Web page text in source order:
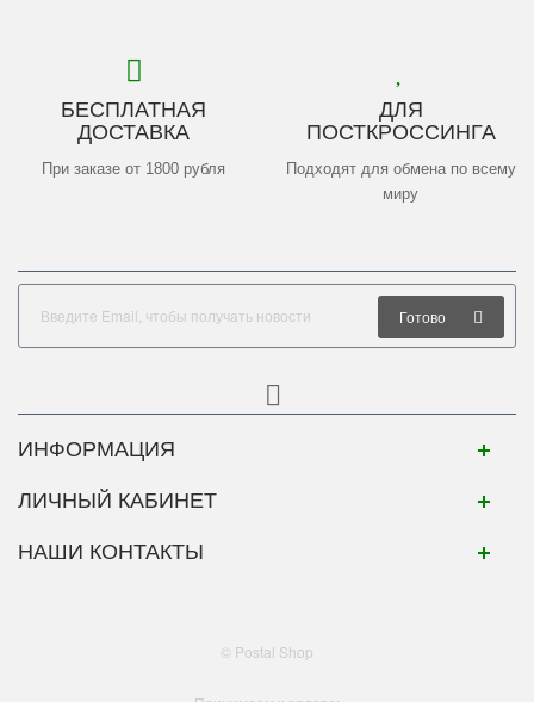
БЕСПЛАТНАЯ
ДОСТАВКА
При заказе от 1800 рубля
ДЛЯ
ПОСТКРОССИНГА
Подходят для обмена по всему
миру
Готово
ИНФОРМАЦИЯ
ЛИЧНЫЙ КАБИНЕТ
НАШИ КОНТАКТЫ
© Postal Shop